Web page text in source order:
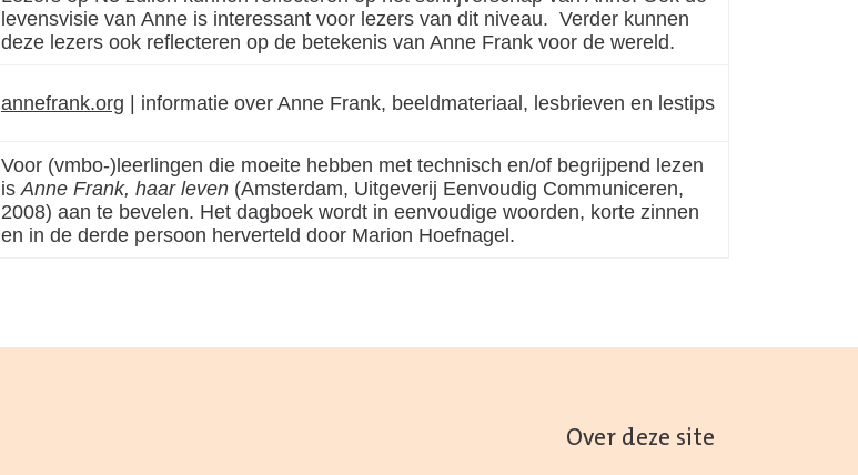
levensvisie van Anne is interessant voor lezers van dit niveau. Verder kunnen
deze lezers ook reflecteren op de betekenis van Anne Frank voor de wereld.
annefrank.org | informatie over Anne Frank, beeldmateriaal, lesbrieven en lestips
Voor (vmbo-)leerlingen die moeite hebben met technisch en/of begrijpend lezen
is Anne Frank, haar leven (Amsterdam, Uitgeverij Eenvoudig Communiceren,
2008) aan te bevelen. Het dagboek wordt in eenvoudige woorden, korte zinnen
en in de derde persoon herverteld door Marion Hoefnagel.
Over deze site